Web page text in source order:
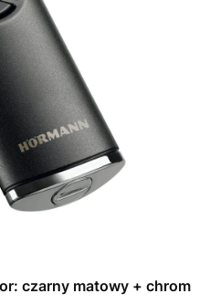
czarny matowy + chrom